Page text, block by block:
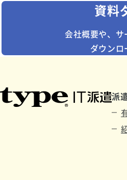
資料
会社概要や、 サ
ダウンロ
派